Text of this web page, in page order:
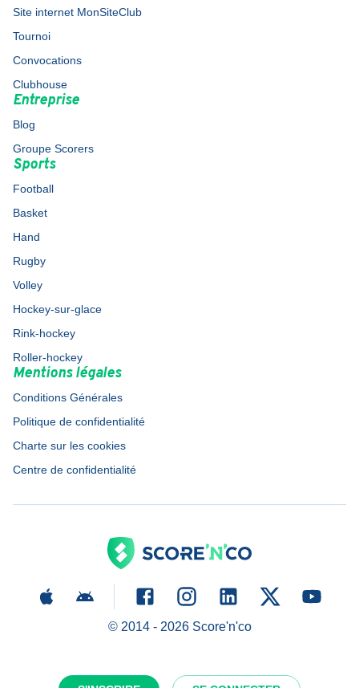
Site internet MonSiteClub
Tournoi
Convocations
Clubhouse
Entreprise
Blog
Groupe Scorers
Sports
Football
Basket
Hand
Rugby
Volley
Hockey-sur-glace
Rink-hockey
Roller-hockey
Mentions légales
Conditions Générales
Politique de confidentialité
Charte sur les cookies
Centre de confidentialité
© 2014 - 2026Score'n'co